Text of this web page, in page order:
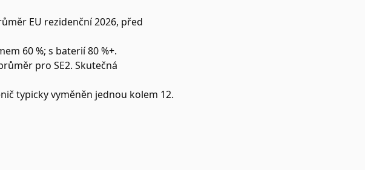
EU rezidenční 2026, před
60 %; s baterií 80 %+.
pro SE2. Skutečná
typicky vyměněn jednou kolem 12.